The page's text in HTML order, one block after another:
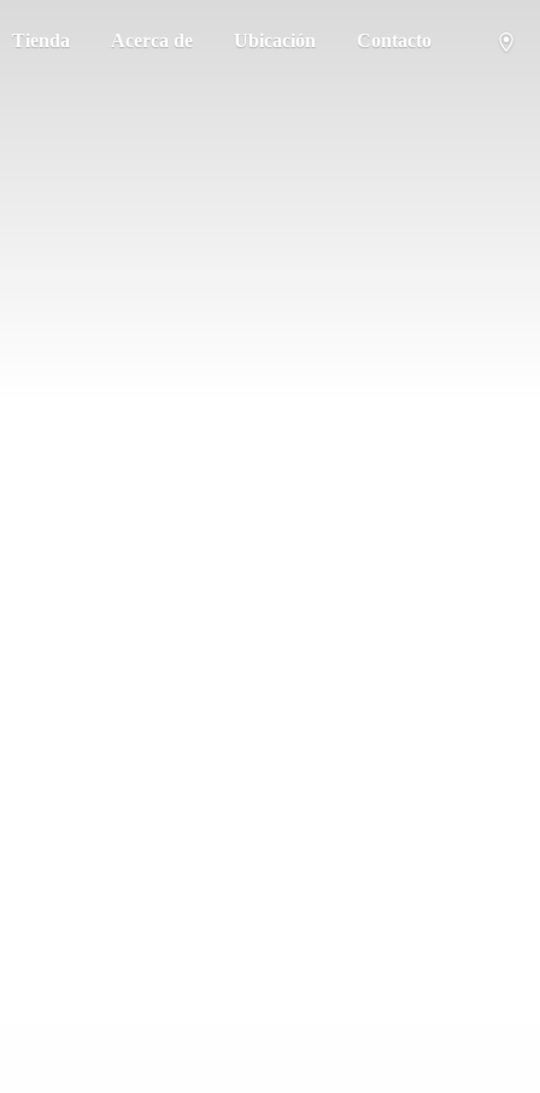
Tienda Acerca de Ubicación Contacto